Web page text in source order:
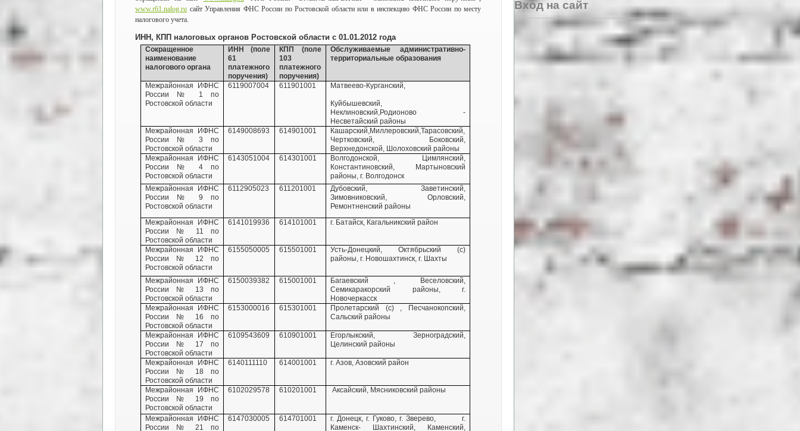
www.r61.nalog.ru сайт Управления ФНС России по Ростовской области или в инспекцию ФНС России по месту
налогового учета.
ИНН, КПП налоговых органов Ростовской области с 01.01.2012 года
Сокращенное
наименование
налогового органа
ИНН (поле
61
платежного
поручения)
КПП (поле
103
платежного
поручения)
Обслуживаемые административно-
территориальные образования
Межрайонная ИФНС
России № 1 по
Ростовской области
6119007004 611901001 Матвеево-Курганский,
Куйбышевский,
Неклиновский,Родионово -
Несветайский районы
Межрайонная ИФНС
России № 3 по
Ростовской области
6149008693 614901001 Кашарский,Миллеровский,Тарасовский,
Чертковский,
Боковский,
Верхнедонской, Шолоховский районы
Межрайонная ИФНС
России № 4 по
Ростовской области
6143051004 614301001 Волгодонской,
Цимлянский,
Константиновский,
Мартыновский
районы,г. Волгодонск
Межрайонная ИФНС
России № 9 по
Ростовской области
6112905023 611201001 Дубовский, Заветинский,
Зимовниковский, Орловский,
Ремонтненский районы
Межрайонная ИФНС
России № 11 по
Ростовской области
6141019936 614101001 г. Батайск, Кагальникский район
Межрайонная ИФНС
России № 12 по
Ростовской области
6155050005 615501001 Усть-Донецкий, Октябрьский (с)
районы,г. Новошахтинск,г. Шахты
Межрайонная ИФНС
России № 13 по
Ростовской области
6150039382 615001001 Багаевский ,
Веселовский,
Семикаракорский районы, г.
Новочеркасск
Межрайонная ИФНС
России № 16 по
Ростовской области
6153000016 615301001 Пролетарский (с) ,
Песчанокопский,
Сальский районы
Межрайонная ИФНС
России № 17 по
Ростовской области
6109543609 610901001 Егорлыкский, Зерноградский,
Целинский районы
Межрайонная ИФНС
России № 18 по
Ростовской области
6140111110 614001001 г. Азов,Азовский район
Межрайонная ИФНС
России № 19 по
Ростовской области
6102029578 610201001 Аксайский, Мясниковский районы
Межрайонная ИФНС
России № 21 по
6147030005 614701001 г. Донецк, г. Гуково, г. Зверево, г.
Каменск- Шахтинский, Каменский,
Вход на сайт